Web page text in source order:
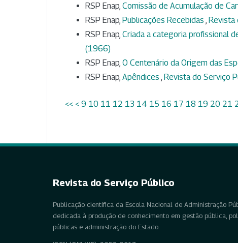
RSP Enap, Comissão de Acumulação de
RSP Enap, Publicações Recebidas Revista
RSP Enap, Criada a categoria profissional
(1966)
RSP Enap, O Centenário da Origem das
RSP Enap, Apêndices Revista do Serviço
<< < 9 10 11 12 13 14 15 16 17 18 19 20 21
Revista do Serviço Público
Publicação científica da Escola Nacional de Administração
dedicada à produção de conhecimento em gestão pública,
públicas e administração do Estado.